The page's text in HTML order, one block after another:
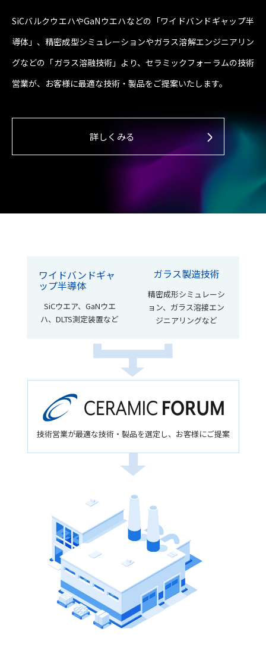
SiCバルクウエハやGaNウエハなどの「ワイドバンドギャップ半
導体」、 精密成型シミュレーションやガラス溶解エンジニアリン
グなどの「ガラス溶融技術」より、 セラミックフォーラムの技術
営業が、お客様に最適な技術・製品をご提案いたします。
詳しくみる
ワイドバンドギャ
ップ半導体
SiCウエア、GaNウエ
ハ、DLTS測定装置など
ガラス製造技術
精密成形シミュレーシ
ョン、 ガラス溶接エン
ジニアリングなど
技術営業が最適な技術・製品を選定し、 お客様にご提案